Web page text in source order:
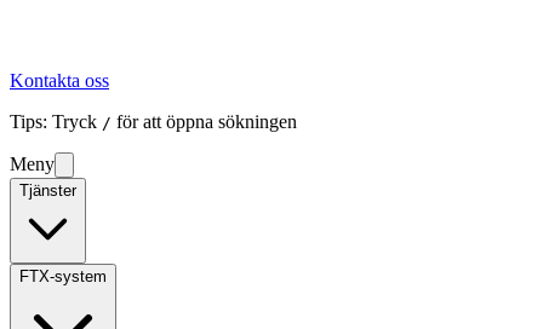
Kontakta oss
Tips: Tryck / för att öppna sökningen
Meny
Tjänster
FTX-system